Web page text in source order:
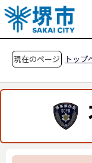
こ
の
ペ
の
で
現在のページ トップ
申請
液化石
保安
石則）